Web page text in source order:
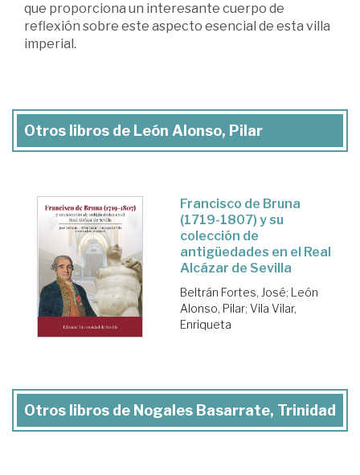
que proporciona un interesante cuerpo de
reflexión sobre este aspecto esencial de esta villa
imperial.
Otros libros de León Alonso, Pilar
Francisco de Bruna
(1719-1807) y su
colección de
antigüedades en el Real
Alcázar de Sevilla
Beltrán Fortes, José; León
Alonso, Pilar; Vila Vilar,
Enriqueta
Otros libros de Nogales Basarrate, Trinidad